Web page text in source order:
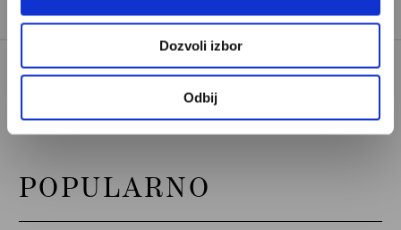
Dozvoli izbor
Odbij
POPULARNO